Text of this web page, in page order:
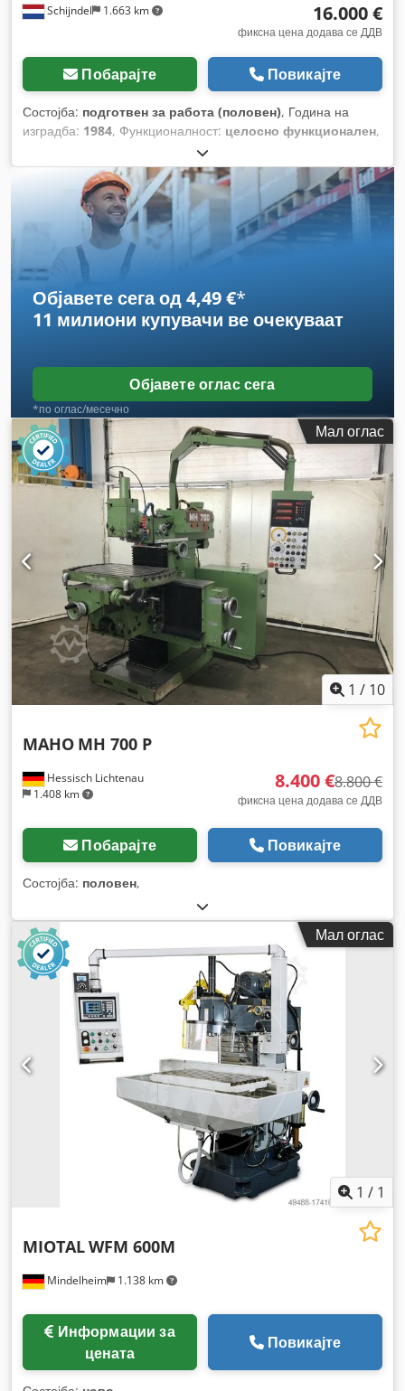
Schijndel 1.663 km 16.000 €
фиксна цена додава се ДДВ
Побарајте Повикајте
Состојба: подготвен за работа (половен), Година на
изградба: 1984, Функционалност: целосно функционален,
должина на напојување оска X:
напредување на оската Y:400 мм, должина на подавање
по Z-оска:400 мм, растојание на движење на Х-оската: 500
, движење по оската Y: 400 мм, растојание на движење
Z-оска:
400 мм, максимална брзина на вртење:
, ротациона брзина (мин.):50 обр/мин
400 V
Објавете сега од 4,49 €*
11 милиони купувачи ве очекуваат
Објавете оглас сега
*по оглас/месечно
Мал оглас
1 / 10
Hessisch Lichtenau
1.408 km
MAHO MH 700 P
8.400 €8.800 €
фиксна цена додава се ДДВ
Побарајте Повикајте
Состојба: половен,
Мал оглас
1 / 1
Mindelheim 1.138 km
MIOTALWFM 600M
цената
Повикајте